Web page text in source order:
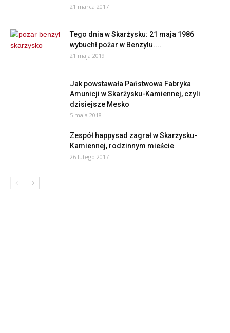
21 marca 2017
Tego dnia w Skarżysku: 21 maja 1986
wybuchł pożar w Benzylu....
21 maja 2019
Jak powstawała Państwowa Fabryka
Amunicji w Skarżysku-Kamiennej, czyli
dzisiejsze Mesko
5 maja 2018
Zespół happysad zagrał w Skarżysku-
Kamiennej, rodzinnym mieście
26 lutego 2017